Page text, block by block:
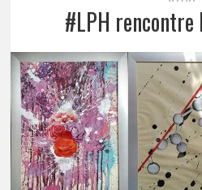
#LPH rencontre